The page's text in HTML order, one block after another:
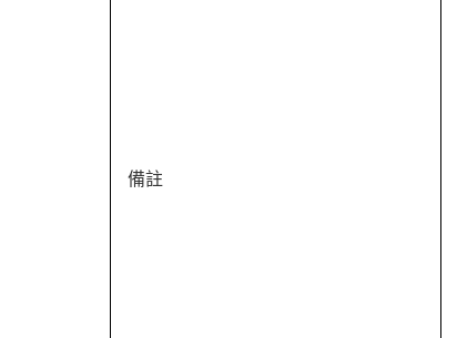
備註